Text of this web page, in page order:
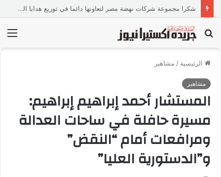
«عالم رشاد».. تجربة إعلامية ورسالة ماجستير ذكية من كلية الطفولة بجامعة عين شمس.
بحث
عن
الرئيسية / مشاهير
مشاهير
المستشار أحمد إبراهيم إبراهيم:
مسيرة حافلة في ساحات العدالة
ومرافعات أمام “النقض”
و”الدستورية العليا”